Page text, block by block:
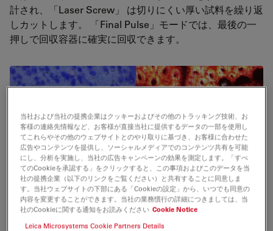
計され、「Laser Screw」 は切りにくい厚い試料を繰り返
しカットします。 「Final Pulse」モードでは、最後の一
押しで回収容器に確実に回収できます。
当社および当社の提携企業はクッキーおよびその他のトラッキング技術、お
客様の連絡先情報など、お客様が直接当社に提供するデータの一部を使用し
てこれらやその他のウェブサイトとのやり取りに基づき、お客様に合わせた
広告やコンテンツを提供し、ソーシャルメディアでのコンテンツ共有を可能
にし、分析を実施し、当社の広告キャンペーンの効果を測定します。「すべ
てのCookieを承認する」をクリックすると、この事項およびこのデータを当
社の提携企業（以下のリンクをご覧ください）と共有することに同意しま
す。当社ウェブサイトの下部にある「Cookieの設定」から、いつでも同意の
内容を変更することができます。当社の業務慣行の詳細につきましては、当
社のCookieに関する通知をお読みください Cookie Notice
Leica Microsystems Cookie Partners Details